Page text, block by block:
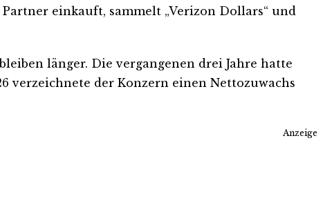
einkauft, sammelt „Verizon Dollars“ und
länger. Die vergangenen drei Jahre hatte
verzeichnete der Konzern einen Nettozuwachs
Anzeige